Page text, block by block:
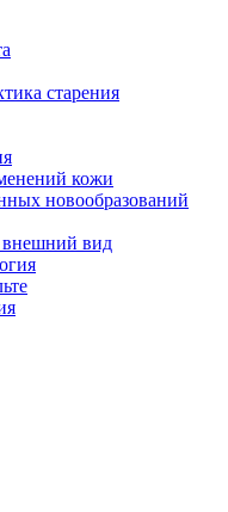
старения
кожи
новообразований
внешний вид